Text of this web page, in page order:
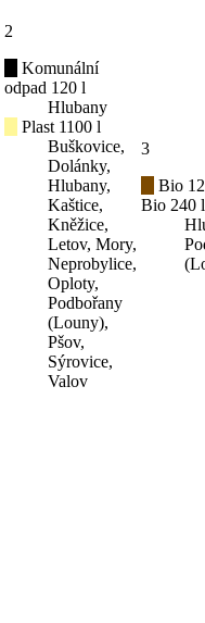
2
Komunální
odpad 120 l
Hlubany
Plast 1100 l
Buškovice,
Dolánky,
Hlubany,
Kaštice,
Kněžice,
Letov, Mory,
Neprobylice,
Oploty,
Podbořany
(Louny),
Pšov,
Sýrovice,
Valov
3
Bio
Bio 240 l